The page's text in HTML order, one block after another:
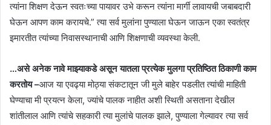
त्यांना शिक्षण देऊन स्वतःच्या पायावर उभे करून त्यांना मार्गी लावायची जबाबदारी
घेऊन आपण काम करायचे.” त्या सर्व मुलांना पुण्याला घेऊन जाऊन एका स्वतंत्र
इमारतीत त्यांच्या निवासस्थानाची आणि शिक्षणाची व्यवस्था केली.
…असे अनेक नावे माझ्याकडे असून यातला प्रत्येक मुलगा प्रतिष्ठित ठिकाणी काम
करतोय –आज या एवढ्या मोठ्या संकटातून जी मुले बाहेर पडलीत त्यांची माहिती
घेण्याचा मी प्रयत्न केला, ज्यांचे पालक नाहीत अशी स्थिती असताना देखील
शांतीलाल आणि त्यांचे सहकारी त्या मुलांचे पालक झाले, पुण्याला गेल्यावर त्या सर्व